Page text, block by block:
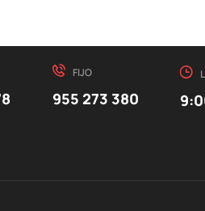
FIJO
955 273 380